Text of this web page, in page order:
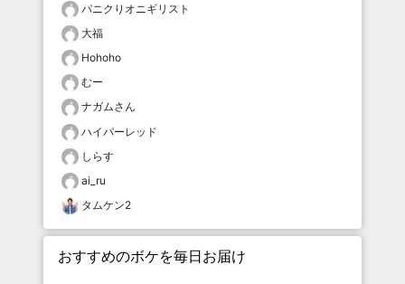
パニクりオニギリスト
大福
Hohoho
むー
ナガムさん
ハイパーレッド
しらす
ai_ru
タムケン2
おすすめのボケを毎日お届け